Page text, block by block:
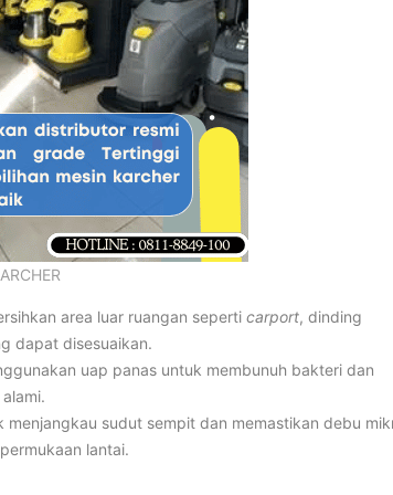
area luar ruangan seperti carport, dinding
dapat disesuaikan.
uap panas untuk membunuh bakteri dan
menjangkau sudut sempit dan memastikan debu
lantai.